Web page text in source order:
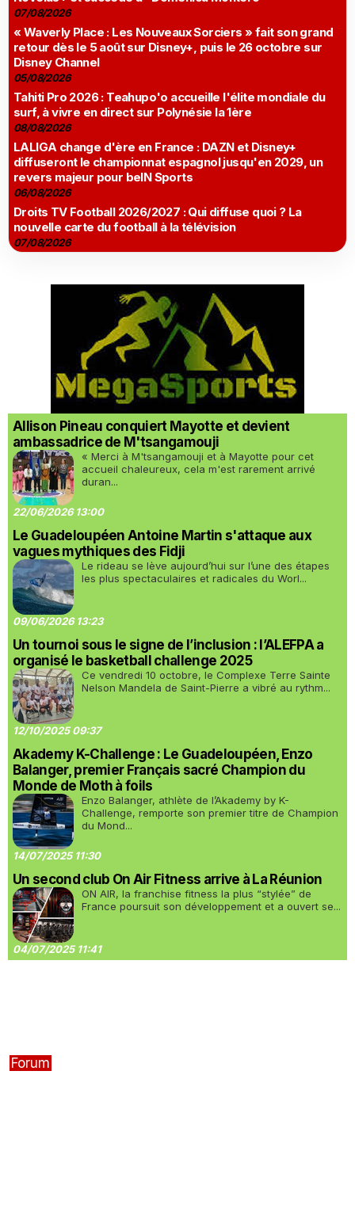
07/08/2026
« Waverly Place : Les Nouveaux Sorciers » fait son grand
retour dès le 5 août sur Disney+, puis le 26 octobre sur
Disney Channel
05/08/2026
Tahiti Pro 2026 : Teahupo'o accueille l'élite mondiale du
surf, à vivre en direct sur Polynésie la 1ère
08/08/2026
LALIGA change d'ère en France : DAZN et Disney+
diffuseront le championnat espagnol jusqu'en 2029, un
revers majeur pour beIN Sports
06/08/2026
Droits TV Football 2026/2027 : Qui diffuse quoi ? La
nouvelle carte du football à la télévision
07/08/2026
Allison Pineau conquiert Mayotte et devient
ambassadrice de M'tsangamouji
« Merci à M'tsangamouji et à Mayotte pour cet
accueil chaleureux, cela m'est rarement arrivé
duran...
22/06/2026 13:00
Le Guadeloupéen Antoine Martin s'attaque aux
vagues mythiques des Fidji
Le rideau se lève aujourd’hui sur l’une des étapes
les plus spectaculaires et radicales du Worl...
09/06/2026 13:23
Un tournoi sous le signe de l’inclusion : l’ALEFPA a
organisé le basketball challenge 2025
Ce vendredi 10 octobre, le Complexe Terre Sainte
Nelson Mandela de Saint-Pierre a vibré au rythm...
12/10/2025 09:37
Akademy K-Challenge : Le Guadeloupéen, Enzo
Balanger, premier Français sacré Champion du
Monde de Moth à foils
Enzo Balanger, athlète de l’Akademy by K-
Challenge, remporte son premier titre de Champion
du Mond...
14/07/2025 11:30
Un second club On Air Fitness arrive à La Réunion
ON AIR, la franchise fitness la plus “stylée” de
France poursuit son développement et a ouvert se...
04/07/2025 11:41
Forum